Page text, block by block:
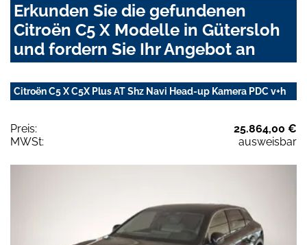
Erkunden Sie die gefundenen
Citroën C5 X Modelle in Gütersloh
und fordern Sie Ihr Angebot an
Citroën C5 X C5X Plus AT Shz Navi Head-up Kamera PDC v+h
Preis:
25.864,00 €
MWSt:
ausweisbar